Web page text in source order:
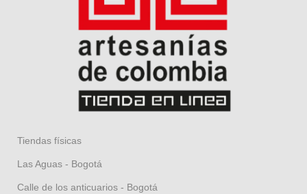
Tiendas físicas
Las Aguas - Bogotá
Calle de los anticuarios - Bogotá